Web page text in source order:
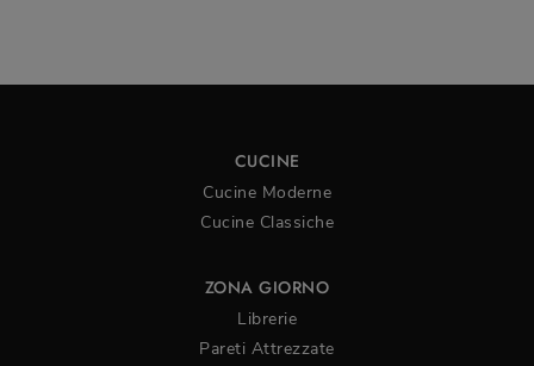
CUCINE
Cucine Moderne
Cucine Classiche
ZONA GIORNO
Librerie
Pareti Attrezzate